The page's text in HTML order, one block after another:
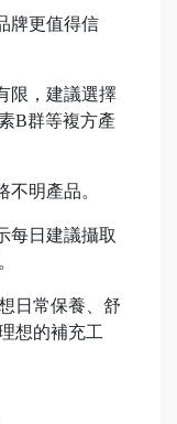
牌更值得信
限，建議選擇
B群等複方產
不明產品。
每日建議攝取
日常保養、舒
想的補充工